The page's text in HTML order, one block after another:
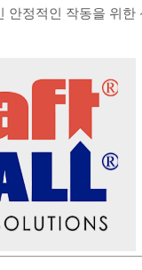
정적인 작동을 위한